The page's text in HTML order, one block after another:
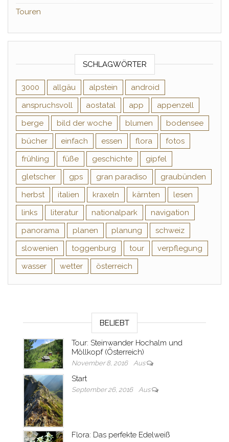
Touren
SCHLAGWÖRTER
3000 allgäu alpstein
android
anspruchsvoll
aostatal app
appenzell
berge
bild der woche blumen
bodensee
bücher
einfach essen flora
fotos
frühling
füße geschichte
gipfel
gletscher
gps gran paradiso
graubünden
herbst
italien kraxeln kärnten
lesen
links
literatur nationalpark
navigation
panorama
planen planung
schweiz
slowenien
toggenburg tour
verpflegung
wasser
wetter österreich
BELIEBT
Tour: Steinwander Hochalm und
Möllkopf (Österreich)
November 8, 2016 Aus
Start
September 26, 2016 Aus
Flora: Das perfekte Edelweiß